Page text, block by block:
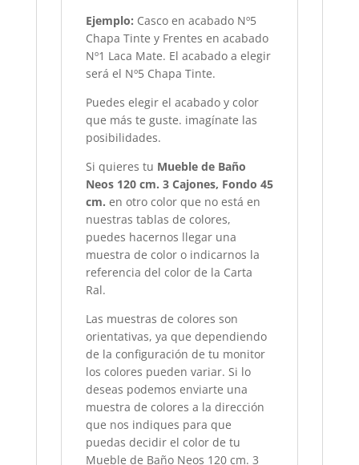
Ejemplo: Casco en acabado Nº5
Chapa Tinte y Frentes en acabado
Nº1 Laca Mate. El acabado a elegir
será el Nº5 Chapa Tinte.
Puedes elegir el acabado y color
que más te guste. imagínate las
posibilidades.
Si quieres tu Mueble de Baño
Neos 120 cm. 3 Cajones, Fondo 45
cm. en otro color que no está en
nuestras tablas de colores,
puedes hacernos llegar una
muestra de color o indicarnos la
referencia del color de la Carta
Ral.
Las muestras de colores son
orientativas, ya que dependiendo
de la configuración de tu monitor
los colores pueden variar. Si lo
deseas podemos enviarte una
muestra de colores a la dirección
que nos indiques para que
puedas decidir el color de tu
Mueble de Baño Neos 120 cm. 3